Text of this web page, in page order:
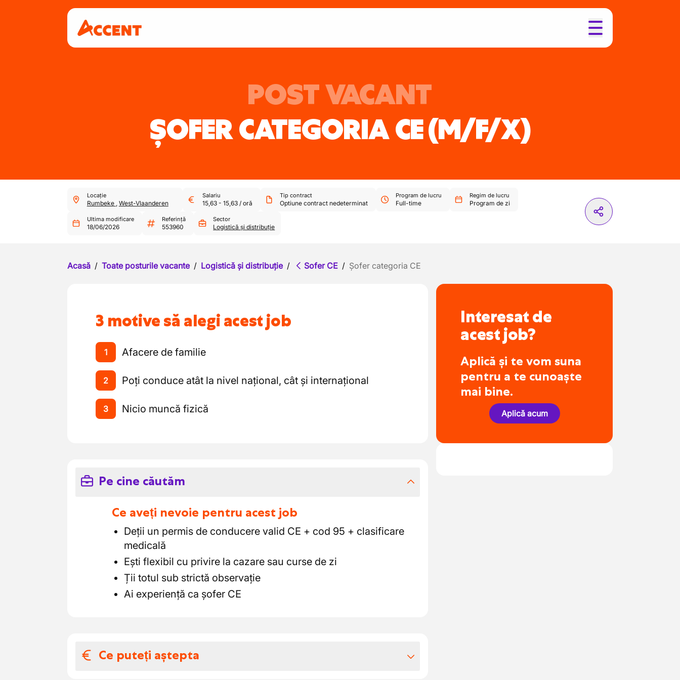
POST VACANT
ȘOFER CATEGORIA CE(M/F/X)
Locație
Rumbeke , West-Vlaanderen
Salariu
15,63- 15,63/ oră
Tip contract
Optiune contract nedeterminat
Program de lucru
Full-time
Regim de lucru
Program de zi
Ultima modificare
18/06/2026
Referință
553960
Sector
Logistică și distribuție
Acasă / Toate posturile vacante / Logistică și distribuție / Sofer CE / Șofer categoria CE
3 motive să alegi acest job
1 Afacere de familie
2 Poți conduce atât la nivel național, cât și internațional
3 Nicio muncă fizică
Pe cine căutăm
Ce aveți nevoie pentru acest job
Deții un permis de conducere valid CE + cod 95 + clasificare
medicală
Ești flexibil cu privire la cazare sau curse de zi
Ții totul sub strictă observație
Ai experiență ca șofer CE
Ce puteți aștepta
Interesat de
acest job?
Aplică și te vom suna
pentru a te cunoaște
mai bine.
Aplică acum